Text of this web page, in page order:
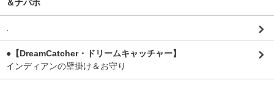
＆ナバホ
.
●【DreamCatcher・ドリームキャッチャー】
インディアンの壁掛け＆お守り